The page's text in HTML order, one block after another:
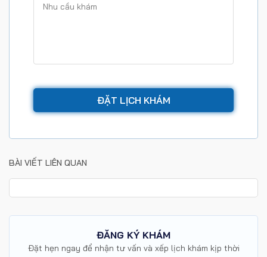
BÀI VIẾT LIÊN QUAN
ĐĂNG KÝ KHÁM
Đặt hẹn ngay để nhận tư vấn và xếp lịch khám kịp thời